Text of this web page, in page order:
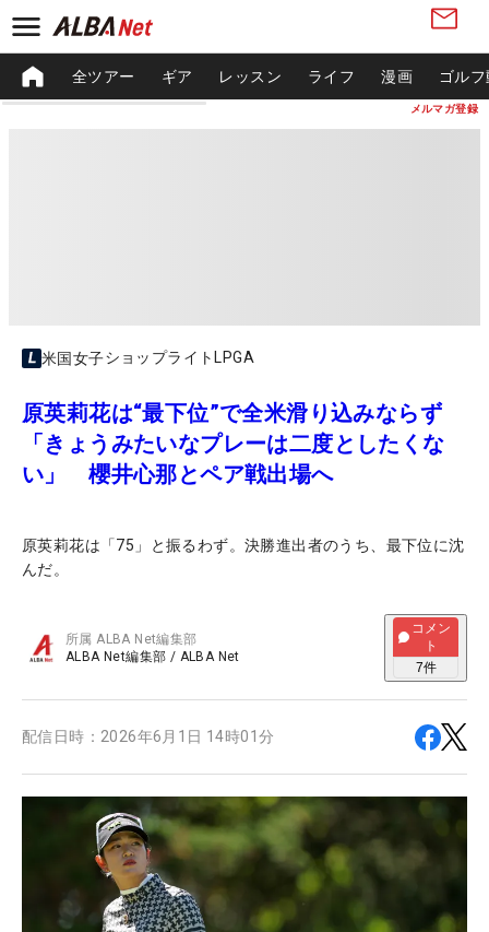
メルマガ登録
全ツアー ギア レッスン ライフ 漫画 ゴル
米国女子ショップライトLPGA
原英莉花は“最下位”で全米滑り込みならず
「きょうみたいなプレーは二度としたくな
い」 櫻井心那とペア戦出場へ
原英莉花は「75」と振るわず。決勝進出者のうち、最下位に沈
んだ。
所属ALBA Net編集部
ALBA Net編集部 / ALBA Net
コメン
ト
7件
配信日時： 2026年6月1日 14時01分